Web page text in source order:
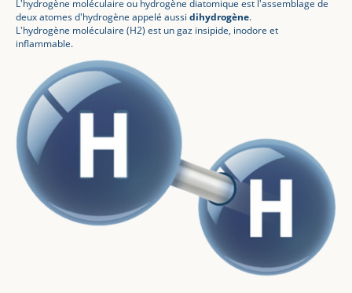
L'hydrogène moléculaire ou hydrogène diatomique est l'assemblage de
deux atomes d'hydrogène appelé aussi dihydrogène.
L'hydrogène moléculaire (H2) est un gaz insipide, inodore et
inflammable.